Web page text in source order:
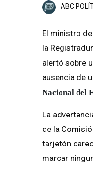
ABC
El ministro
la
alertó sobre
ausencia de
Nacional del
La
de la
tarjetón
marcar